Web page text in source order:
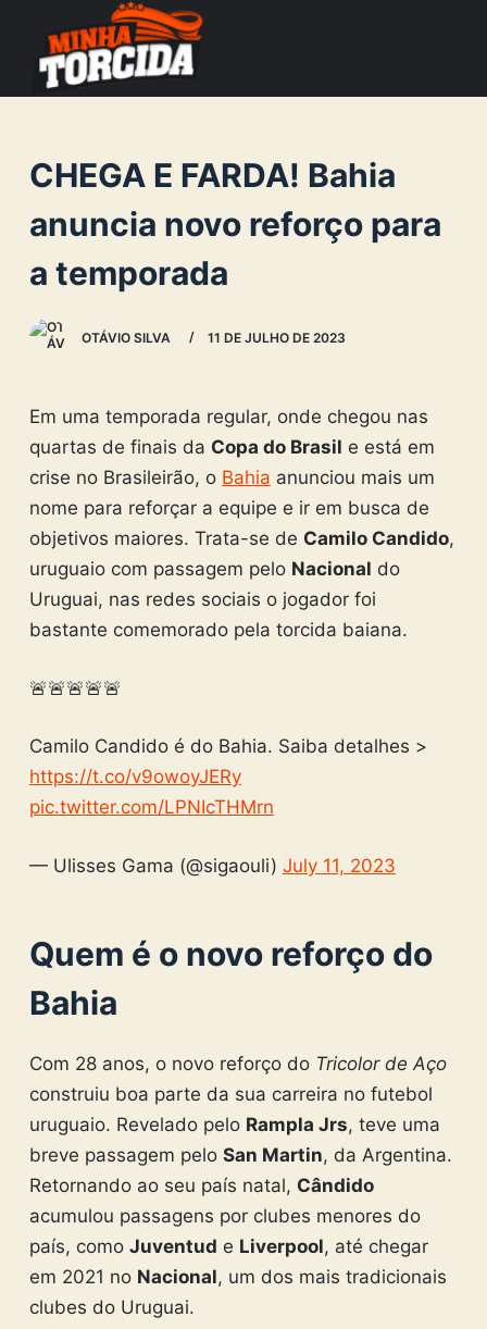
o
o
n
e
CHEGA E FARDA! Bahia
anuncia novo reforço para
a temporada
OTÁVIO SILVA 11 DE JULHO DE 2023
Em uma temporada regular, onde chegou nas
quartas de finais da Copa do Brasil e está em
crise no Brasileirão, o Bahia anunciou mais um
nome para reforçar a equipe e ir em busca de
objetivos maiores. Trata-se de Camilo Candido,
uruguaio com passagem pelo Nacional do
Uruguai, nas redes sociais o jogador foi
bastante comemorado pela torcida baiana.
🚨🚨🚨🚨🚨
Camilo Candido é do Bahia. Saiba detalhes >
https://t.co/v9owoyJERy
pic.twitter.com/LPNIcTHMrn
— Ulisses Gama (@sigaouli) July 11, 2023
Quem é o novo reforço do
Bahia
Com 28 anos, o novo reforço do Tricolor de Aço
construiu boa parte da sua carreira no futebol
uruguaio. Revelado pelo Rampla Jrs, teve uma
breve passagem pelo San Martin, da Argentina.
Retornando ao seu país natal, Cândido
acumulou passagens por clubes menores do
país, como Juventud e Liverpool, até chegar
em 2021 no Nacional, um dos mais tradicionais
clubes do Uruguai.